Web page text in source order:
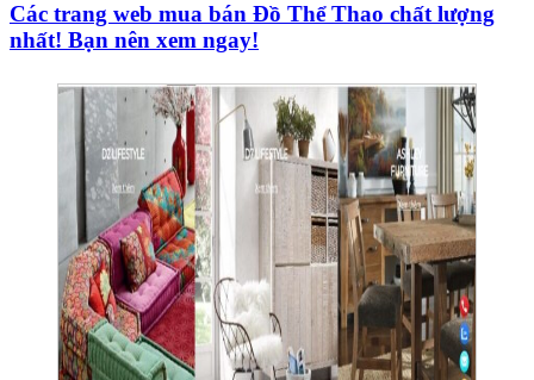
Các trang web mua bán Đồ Thể Thao chất lượng
nhất! Bạn nên xem ngay!